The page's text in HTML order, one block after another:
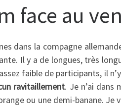
face au
dans la compagne
Il y a de longues, très
faible de participants, il
ravitaillement. Je n’ai dans
ou une demi-banane.